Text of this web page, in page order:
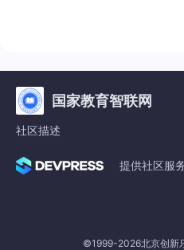
国家教育智联网
社区描述
提供社区服
©1999-2026北京创新